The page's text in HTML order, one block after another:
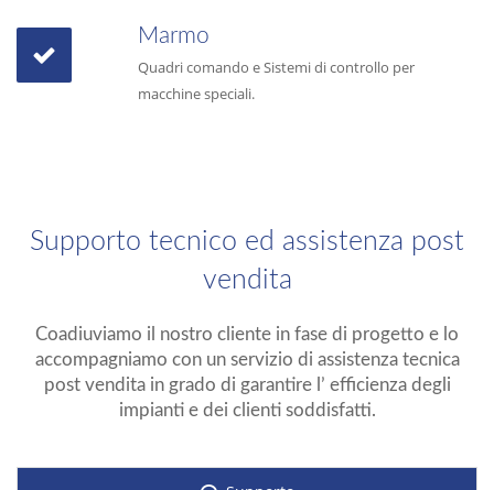
Marmo
Quadri comando e Sistemi di controllo per
macchine speciali.
Supporto tecnico ed assistenza post
vendita
Coadiuviamo il nostro cliente in fase di progetto e lo
accompagniamo con un servizio di assistenza tecnica
post vendita in grado di garantire l’ efficienza degli
impianti e dei clienti soddisfatti.